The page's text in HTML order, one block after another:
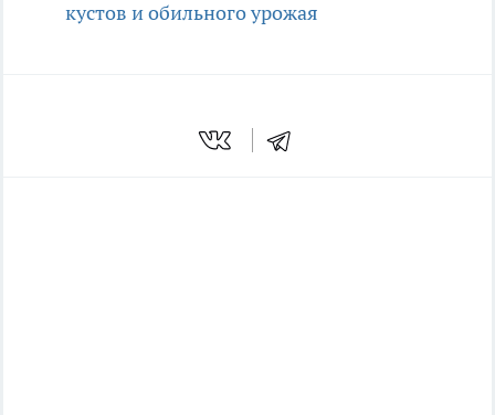
кустов и обильного урожая